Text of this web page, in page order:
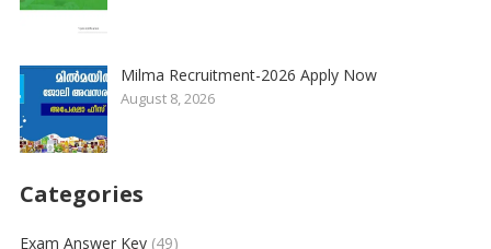
Milma Recruitment-2026 Apply Now
August 8, 2026
Categories
Exam Answer Key(49)